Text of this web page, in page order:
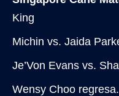
King
Michin vs. Jaida
Je’Von Evans vs.
Wensy Choo regresa.